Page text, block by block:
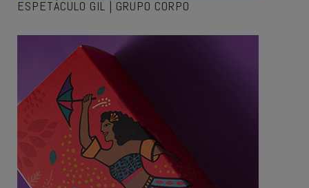
ESPETÁCULO GIL | GRUPO CORPO